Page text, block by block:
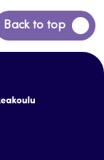
Back to top
Siirry
takaisin